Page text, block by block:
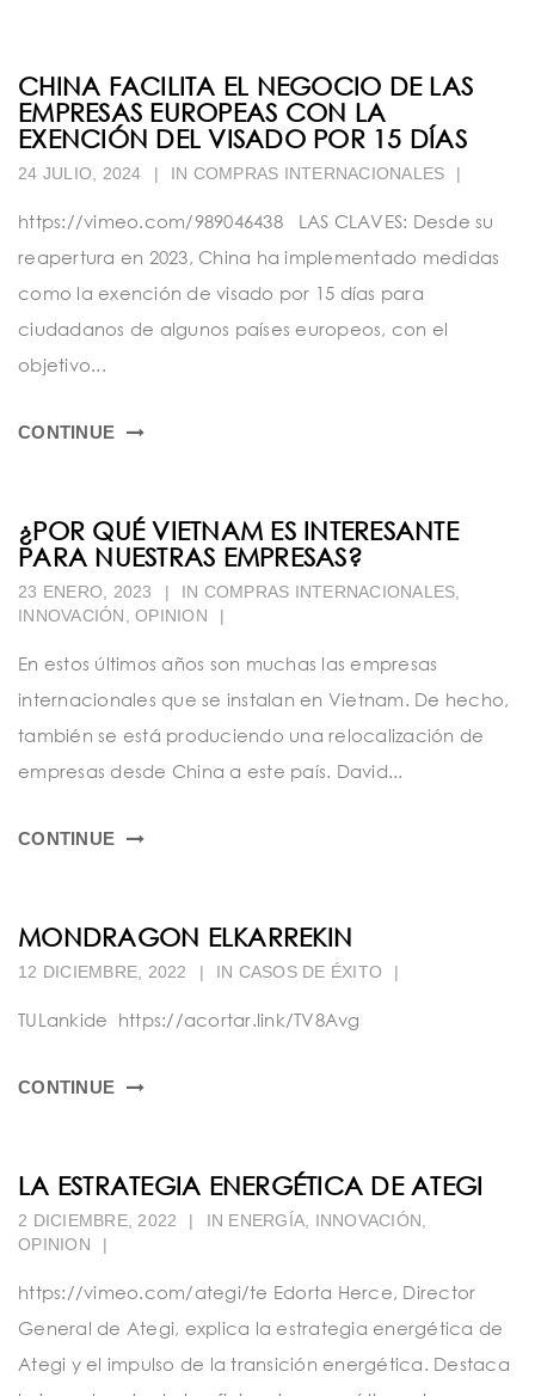
CHINA FACILITA EL NEGOCIO DE LAS
EMPRESAS EUROPEAS CON LA
EXENCIÓN DEL VISADO POR 15 DÍAS
24 JULIO, 2024 | IN COMPRAS INTERNACIONALES |
https://vimeo.com/989046438 LAS CLAVES: Desde su
reapertura en 2023, China ha implementado medidas
como la exención de visado por 15 días para
ciudadanos de algunos países europeos, con el
objetivo...
CONTINUE
¿POR QUÉ VIETNAM ES INTERESANTE
PARA NUESTRAS EMPRESAS?
23 ENERO, 2023 | IN COMPRAS INTERNACIONALES
INNOVACIÓN
OPINION |
En estos últimos años son muchas las empresas
internacionales que se instalan en Vietnam. De hecho,
también se está produciendo una relocalización de
empresas desde China a este país. David...
CONTINUE
MONDRAGON ELKARREKIN
12 DICIEMBRE, 2022 | IN CASOS DE ÉXITO |
TULankide https://acortar.link/TV8Avg
CONTINUE
LA ESTRATEGIA ENERGÉTICA DE ATEGI
2 DICIEMBRE, 2022 | IN ENERGÍA INNOVACIÓN
OPINION
|
https://vimeo.com/ategi/te Edorta Herce, Director
General de Ategi, explica la estrategia energética de
Ategi y el impulso de la transición energética. Destaca